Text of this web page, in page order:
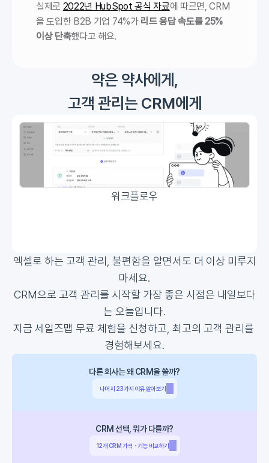
실제로 2022년 HubSpot 공식 자료에 따르면, CRM
을 도입한 B2B 기업 74%가 리드 응답 속도를 25%
이상 단축했다고 해요.
약은 약사에게,
고객 관리는 CRM에게
워크플로우
엑셀로 하는 고객 관리, 불편함을 알면서도 더 이상 미루지
마세요.
CRM으로 고객 관리를 시작할 가장 좋은 시점은 내일보다
는 오늘입니다.
지금 세일즈맵 무료 체험을 신청하고, 최고의 고객 관리를
경험해보세요.
다른 회사는 왜 CRM을 쓸까?
나머지 23가지 이유 알아보기
CRM 선택, 뭐가 다를까?
12개 CRM 가격・기능 비교하기